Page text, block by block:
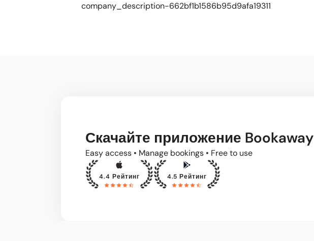
company_description-662bf1b1586b95d9afa19311
Скачайте приложение Bookaway
Easy access • Manage bookings • Free to use
4.4 Рейтинг 4.5 Рейтинг